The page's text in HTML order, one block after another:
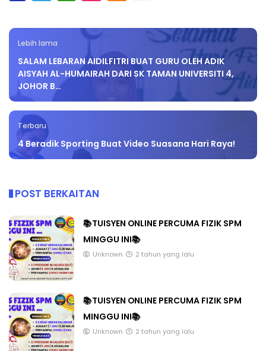
Lebih lama
SALAM LEBARAN AIDILFITRI BUAT GURU OLEH ADIK
AISYAH AL-HUMAIRAH DARI SK TAMAN UNIVERSITI 4,
JOHOR B…
Terbaru
4 Beradik Sporting Buat Video Suasana Hari Raya!
POST BERKAITAN
📚TUISYEN ONLINE PERCUMA FIZIK SPM
MINGGU INI📚
Unknown 2 tahun yang lalu
📚TUISYEN ONLINE PERCUMA FIZIK SPM
MINGGU INI📚
Unknown 2 tahun yang lalu